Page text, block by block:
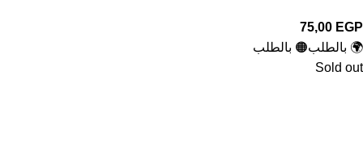
75,00 EGP
🌍 بالطلب🟠 بالطلب
Sold out